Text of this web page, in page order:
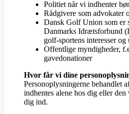
Politiet når vi indhenter
Rådgivere som advokater
Dansk Golf Union som er
Danmarks Idrætsforbund
golf-sportens interesser
Offentlige myndigheder,
gavedonationer
Hvor får vi dine
Personoplysningerne behandlet
indhentes alene hos dig eller
dig ind.